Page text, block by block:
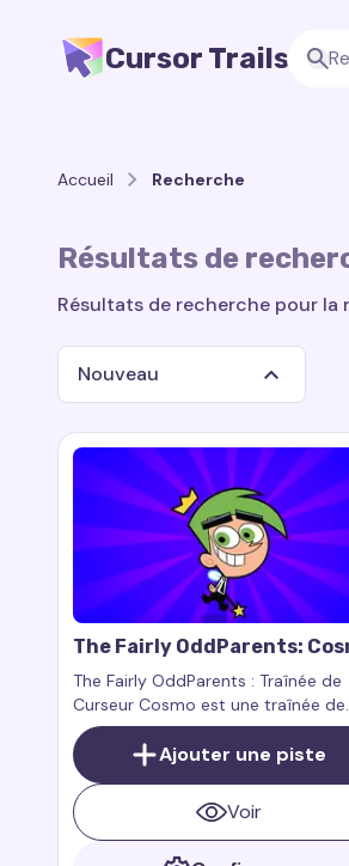
Cursor Trails
Accueil Recherche
Résultats de
Résultats de recherche pour la
Recherche
Nouveau
The Fairly OddParents:
Cursor Trail
The Fairly OddParents : Traînée de
Curseur Cosmo est une traînée de
curseur pour souris qui ajoute de
magie, de l’humour et de la joie à
navigateur. Cet ajout fonctionne
les extensions Custom Cursor Trail
Cursor Trails for Chrome et est
exclusivement pour les pages web.
Ajouter une piste
Voir